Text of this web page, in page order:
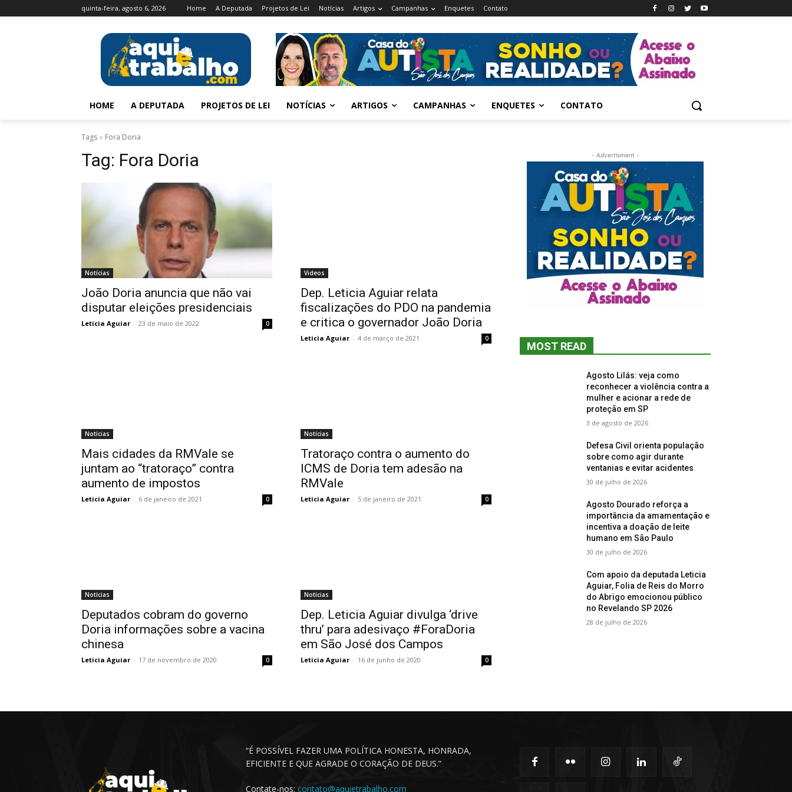
quinta-feira, agosto 6, 2026 Home A Deputada Projetos de Lei Notícias Artigos Campanhas Enquetes Contato
HOME A DEPUTADA PROJETOS DE LEI NOTÍCIAS ARTIGOS CAMPANHAS ENQUETES CONTATO
Tags Fora Doria
Tag: Fora Doria
Notícias
João Doria anuncia que não vai
disputar eleições presidenciais
Leticia Aguiar - 23 de maio de 2022 0
Videos
Dep. Leticia Aguiar relata
fiscalizações do PDO na pandemia
e critica o governador João Doria
Leticia Aguiar - 4 de março de 2021 0
Notícias
Mais cidades da RMVale se
juntam ao “tratoraço” contra
aumento de impostos
Leticia Aguiar - 6 de janeiro de 2021 0
Notícias
Tratoraço contra o aumento do
ICMS de Doria tem adesão na
RMVale
Leticia Aguiar - 5 de janeiro de 2021 0
Notícias
Deputados cobram do governo
Doria informações sobre a vacina
chinesa
Leticia Aguiar - 17 de novembro de 2020 0
Notícias
Dep. Leticia Aguiar divulga ‘drive
thru’ para adesivaço #ForaDoria
em São José dos Campos
Leticia Aguiar - 16 de junho de 2020 0
- Advertisment -
MOST READ
Agosto Lilás: veja como
reconhecer a violência contra a
mulher e acionar a rede de
proteção em SP
3 de agosto de 2026
Defesa Civil orienta população
sobre como agir durante
ventanias e evitar acidentes
30 de julho de 2026
Agosto Dourado reforça a
importância da amamentação e
incentiva a doação de leite
humano em São Paulo
30 de julho de 2026
Com apoio da deputada Leticia
Aguiar, Folia de Reis do Morro
do Abrigo emocionou público
no Revelando SP 2026
28 de julho de 2026
“É POSSÍVEL FAZER UMA POLÍTICA HONESTA, HONRADA,
EFICIENTE E QUE AGRADE O CORAÇÃO DE DEUS.”
Contate-nos: contato@aquietrabalho.com